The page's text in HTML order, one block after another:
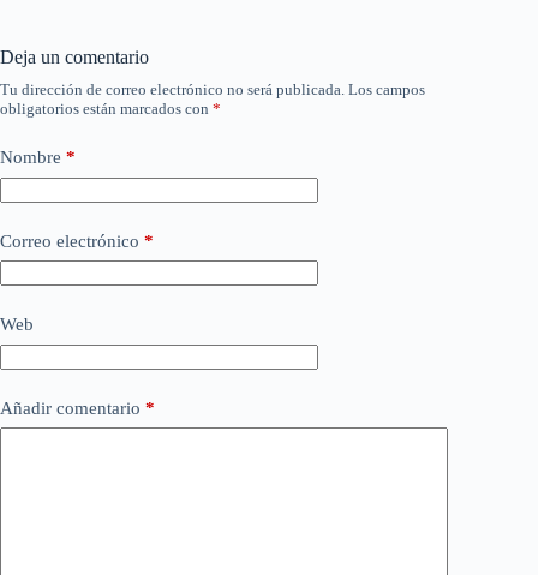
Deja un comentario
Tu dirección de correo electrónico no será publicada. Los campos
obligatorios están marcados con *
Nombre *
Correo electrónico *
Web
Añadir comentario *